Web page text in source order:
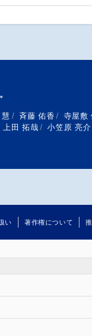
慧 / 斉藤 佑香 / 寺屋敷
上田 拓哉 / 小笠原 亮介
い 著作権について